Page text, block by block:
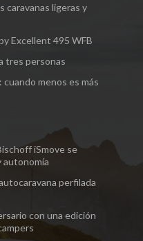
caravanas ligeras y
Excellent 495 WFB
tres personas
cuando menos es más
iSmove se
autonomía
perfilada
con una edición